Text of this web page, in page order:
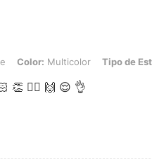
Multicolor, Tipo de Estilo: plata
Color: Multicolor Tipo de
👏 👍🏻 🙌 😌 👌